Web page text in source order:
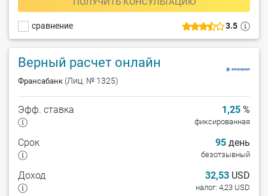
3.5
сравнение
Верный расчет онлайн
Франсабанк (Лиц. № 1325)
Эфф. ставка 1,25 %
фиксированная
Срок 95 день
безотзывный
Доход 32,53 USD
налог: 4,23 USD